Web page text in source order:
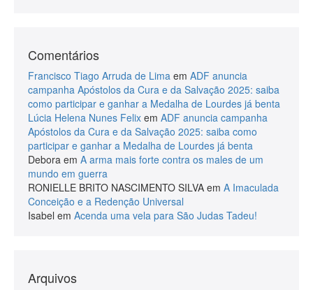
Comentários
Francisco Tiago Arruda de Lima em ADF anuncia
campanha Apóstolos da Cura e da Salvação 2025: saiba
como participar e ganhar a Medalha de Lourdes já benta
Lúcia Helena Nunes Felix em ADF anuncia campanha
Apóstolos da Cura e da Salvação 2025: saiba como
participar e ganhar a Medalha de Lourdes já benta
Debora em A arma mais forte contra os males de um
mundo em guerra
RONIELLE BRITO NASCIMENTO SILVA em A Imaculada
Conceição e a Redenção Universal
Isabel em Acenda uma vela para São Judas Tadeu!
Arquivos